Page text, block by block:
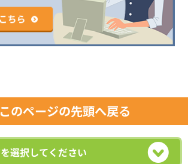
このページの先頭へ戻る